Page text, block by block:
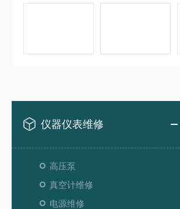
仪器仪表维修
高压泵
真空计维修
电源维修